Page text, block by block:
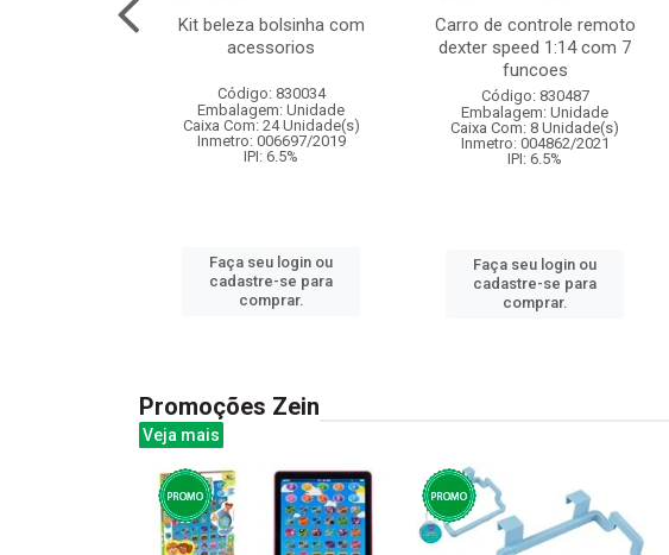
Kit beleza bolsinha com
acessorios
Código: 830034
Embalagem: Unidade
Caixa Com: 24 Unidade(s)
Inmetro: 006697/2019
IPI: 6.5%
Faça seu login ou
cadastre-se para
comprar.
Carro de controle remoto
dexter speed 1:14 com 7
funcoes
Código: 830487
Embalagem: Unidade
Caixa Com: 8 Unidade(s)
Inmetro: 004862/2021
IPI: 6.5%
Faça seu login ou
cadastre-se para
comprar.
Promoções Zein
Veja mais